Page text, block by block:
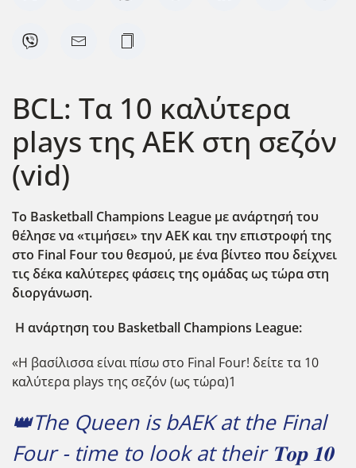
BCL: Τα 10 καλύτερα
plays της ΑΕΚ στη σεζόν
(vid)
Το Basketball Champions League με ανάρτησή του
θέλησε να «τιμήσει» την ΑΕΚ και την επιστροφή της
στο Final Four του θεσμού, με ένα βίντεο που δείχνει
τις δέκα καλύτερες φάσεις της ομάδας ως τώρα στη
διοργάνωση.
Η ανάρτηση του Basketball Champions League:
«Η βασίλισσα είναι πίσω στο Final Four! δείτε τα 10
καλύτερα plays της σεζόν (ως τώρα)1
👑The Queen is bAEK at the Final
Four - time to look at their 𝐓𝐨𝐩 𝟏𝟎